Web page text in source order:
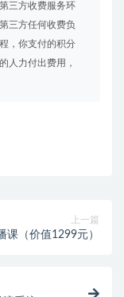
三方收费服务环
三方任何收费负
，你支付的积分
人力付出费用，
上一篇
课（价值1299元）